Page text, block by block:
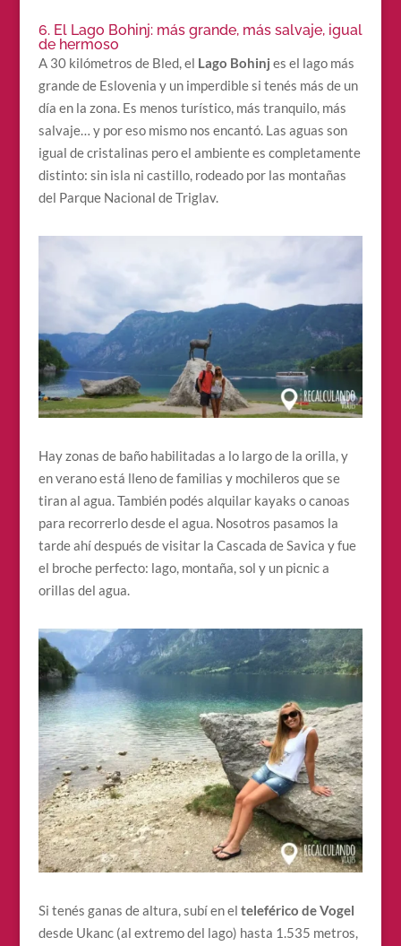
6. El Lago Bohinj: más grande, más salvaje, igual
de hermoso
A 30 kilómetros de Bled, el Lago Bohinj es el lago más
grande de Eslovenia y un imperdible si tenés más de un
día en la zona. Es menos turístico, más tranquilo, más
salvaje… y por eso mismo nos encantó. Las aguas son
igual de cristalinas pero el ambiente es completamente
distinto: sin isla ni castillo, rodeado por las montañas
del Parque Nacional de Triglav.
Hay zonas de baño habilitadas a lo largo de la orilla, y
en verano está lleno de familias y mochileros que se
tiran al agua. También podés alquilar kayaks o canoas
para recorrerlo desde el agua. Nosotros pasamos la
tarde ahí después de visitar la Cascada de Savica y fue
el broche perfecto: lago, montaña, sol y un picnic a
orillas del agua.
Si tenés ganas de altura, subí en el teleférico de Vogel
desde Ukanc (al extremo del lago) hasta 1.535 metros,